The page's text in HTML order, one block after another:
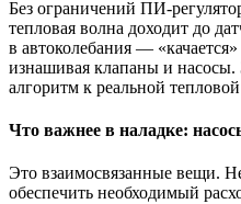
Без ограничений
тепловая волна доходит до
в автоколебания —
изнашивая клапаны и насосы.
алгоритм к реальной
Что важнее в наладке:
Это взаимосвязанные вещи.
обеспечить необходимый